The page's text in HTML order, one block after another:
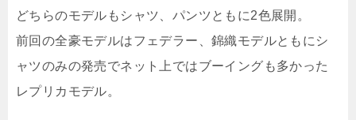
どちらのモデルもシャツ、パンツともに2色展開。
前回の全豪モデルはフェデラー、錦織モデルともにシ
ャツのみの発売でネット上ではブーイングも多かった
レプリカモデル。